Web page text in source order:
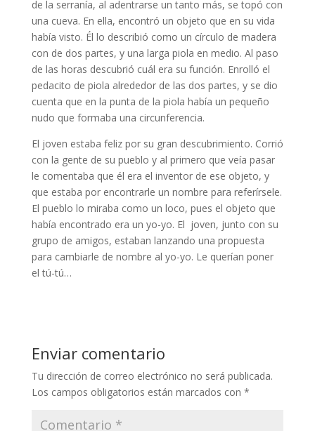
de la serranía, al adentrarse un tanto más, se topó con
una cueva. En ella, encontró un objeto que en su vida
había visto. Él lo describió como un círculo de madera
con de dos partes, y una larga piola en medio. Al paso
de las horas descubrió cuál era su función. Enrolló el
pedacito de piola alrededor de las dos partes, y se dio
cuenta que en la punta de la piola había un pequeño
nudo que formaba una circunferencia.
El joven estaba feliz por su gran descubrimiento. Corrió
con la gente de su pueblo y al primero que veía pasar
le comentaba que él era el inventor de ese objeto, y
que estaba por encontrarle un nombre para referírsele.
El pueblo lo miraba como un loco, pues el objeto que
había encontrado era un yo-yo. El joven, junto con su
grupo de amigos, estaban lanzando una propuesta
para cambiarle de nombre al yo-yo. Le querían poner
el tú-tú…
Enviar comentario
Tu dirección de correo electrónico no será publicada.
Los campos obligatorios están marcados con *